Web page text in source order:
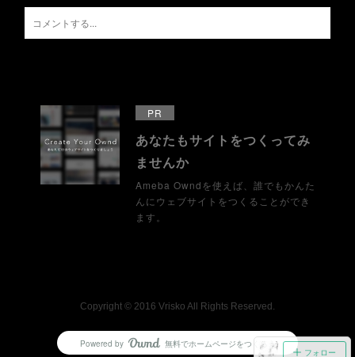
PR
あなたもサイトをつくってみ
ませんか
Ameba Owndを使えば、誰でもかんた
んにウェブサイトをつくることができ
ます。
フォロー
Copyright © 2016 Vrisko All Rights Reserved.
Powered by AmebaOwnd
無料でホームページをつくろう